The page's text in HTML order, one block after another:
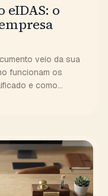
eIDAS: o
veio da sua
funcionam os
e como